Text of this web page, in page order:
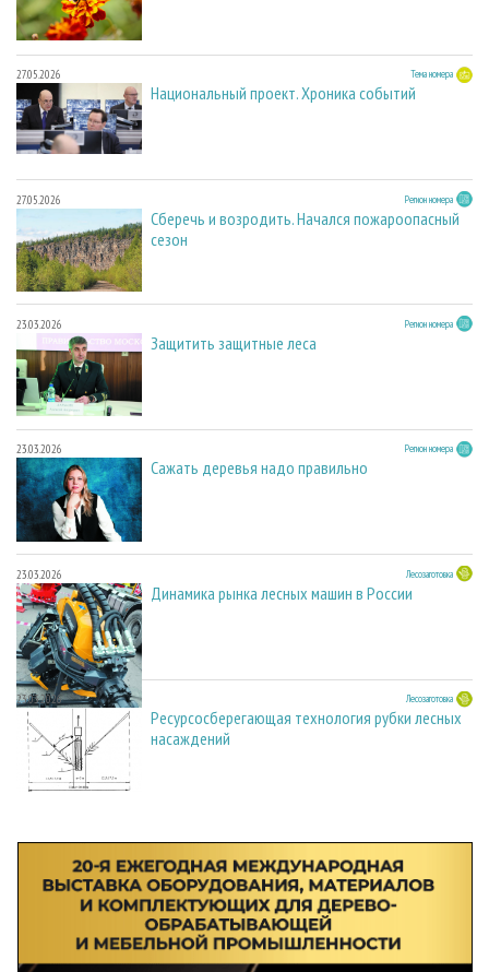
27.05.2026 Тема номера
Национальный проект. Хроника событий
27.05.2026 Регион номера
Сберечь и возродить. Начался пожароопасный
сезон
23.03.2026 Регион номера
Защитить защитные леса
23.03.2026 Регион номера
Сажать деревья надо правильно
23.03.2026 Лесозаготовка
Динамика рынка лесных машин в России
23.03.2026 Лесозаготовка
Ресурсосберегающая технология рубки лесных
насаждений